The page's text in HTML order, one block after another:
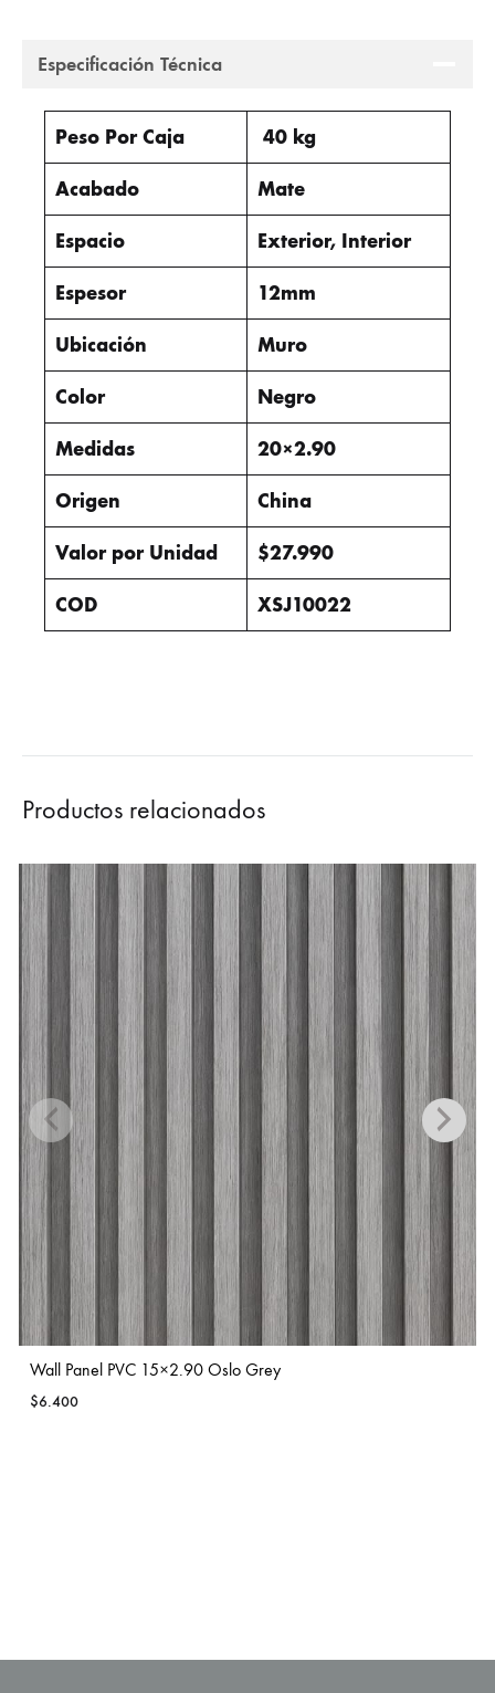
Especificación Técnica
Peso Por Caja 40 kg
Acabado Mate
Espacio Exterior, Interior
Espesor 12mm
Ubicación Muro
Color Negro
Medidas 20×2.90
Origen China
Valor por Unidad $27.990
COD XSJ10022
Productos relacionados
Wall Panel PVC 15×2.90 Oslo Grey
$6.400